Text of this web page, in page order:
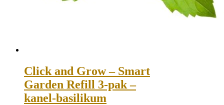
Click and Grow – Smart
Garden Refill 3-pak –
kanel-basilikum